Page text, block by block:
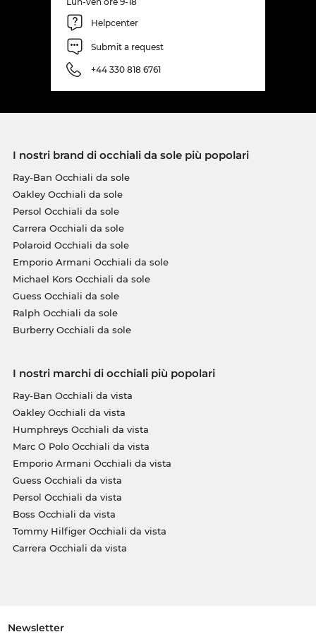
Helpcenter
Submit a request
+44 330 818 6761
I nostri brand di occhiali da sole più popolari
Ray-Ban Occhiali da sole
Oakley Occhiali da sole
Persol Occhiali da sole
Carrera Occhiali da sole
Polaroid Occhiali da sole
Emporio Armani Occhiali da sole
Michael Kors Occhiali da sole
Guess Occhiali da sole
Ralph Occhiali da sole
Burberry Occhiali da sole
I nostri marchi di occhiali più popolari
Ray-Ban Occhiali da vista
Oakley Occhiali da vista
Humphreys Occhiali da vista
Marc O Polo Occhiali da vista
Emporio Armani Occhiali da vista
Guess Occhiali da vista
Persol Occhiali da vista
Boss Occhiali da vista
Tommy Hilfiger Occhiali da vista
Carrera Occhiali da vista
Newsletter